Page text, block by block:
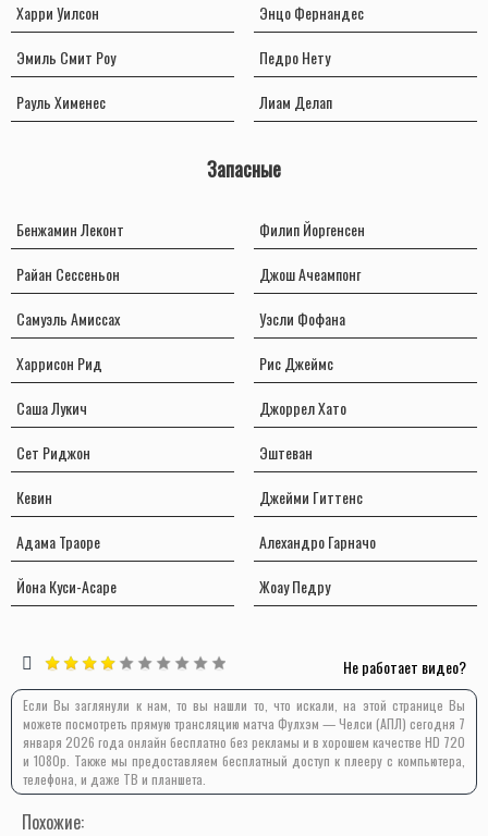
Харри Уилсон
Эмиль Смит Роу
Рауль Хименес
Энцо Фернандес
Педро Нету
Лиам Делап
Запасные
Бенжамин Леконт
Райан Сессеньон
Самуэль Амиссах
Харрисон Рид
Саша Лукич
Сет Риджон
Кевин
Адама Траоре
Йона Куси-Асаре
Филип Йоргенсен
Джош Ачеампонг
Уэсли Фофана
Рис Джеймс
Джоррел Хато
Эштеван
Джейми Гиттенс
Алехандро Гарначо
Жоау Педру
Не работает видео?
Если Вы заглянули к нам, то вы нашли то, что искали, на этой странице Вы
можете посмотреть прямую трансляцию матча Фулхэм — Челси (АПЛ) сегодня 7
января 2026 года онлайн бесплатно без рекламы и в хорошем качестве HD 720
и 1080p. Также мы предоставляем бесплатный доступ к плееру с компьютера,
телефона, и даже ТВ и планшета.
Похожие: